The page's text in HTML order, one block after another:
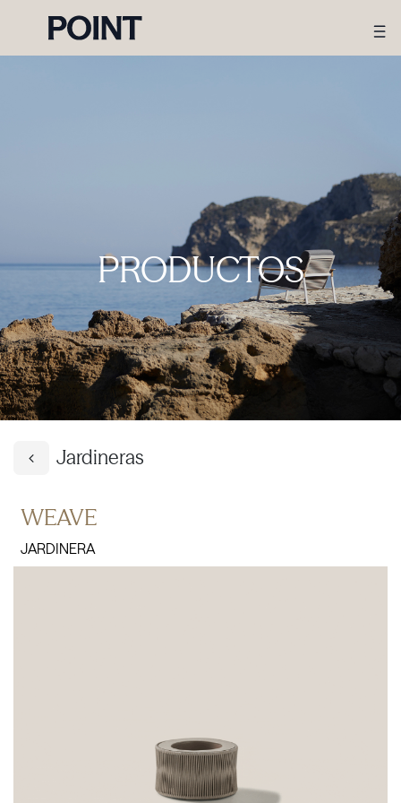
PRODUCTOS
Jardineras
WEAVE
JARDINERA